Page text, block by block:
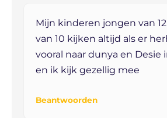
Mijn kinderen jongen van
van 10 kijken altijd als er
vooral naar dunya en Desie
en ik kijk gezellig mee
Beantwoorden